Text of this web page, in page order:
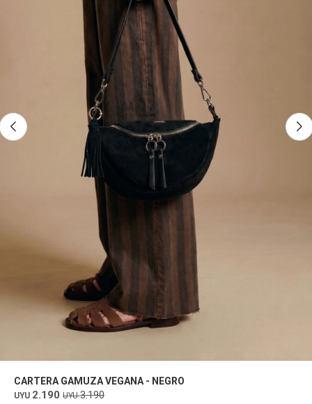
CARTERA GAMUZA VEGANA - NEGRO
UYU 2.190 UYU 3.190